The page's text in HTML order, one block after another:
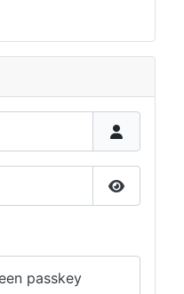
Toon
passkey